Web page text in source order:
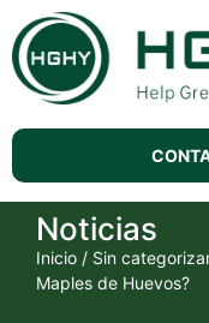
Noticias
Inicio / Sin
Maples de Huevos?